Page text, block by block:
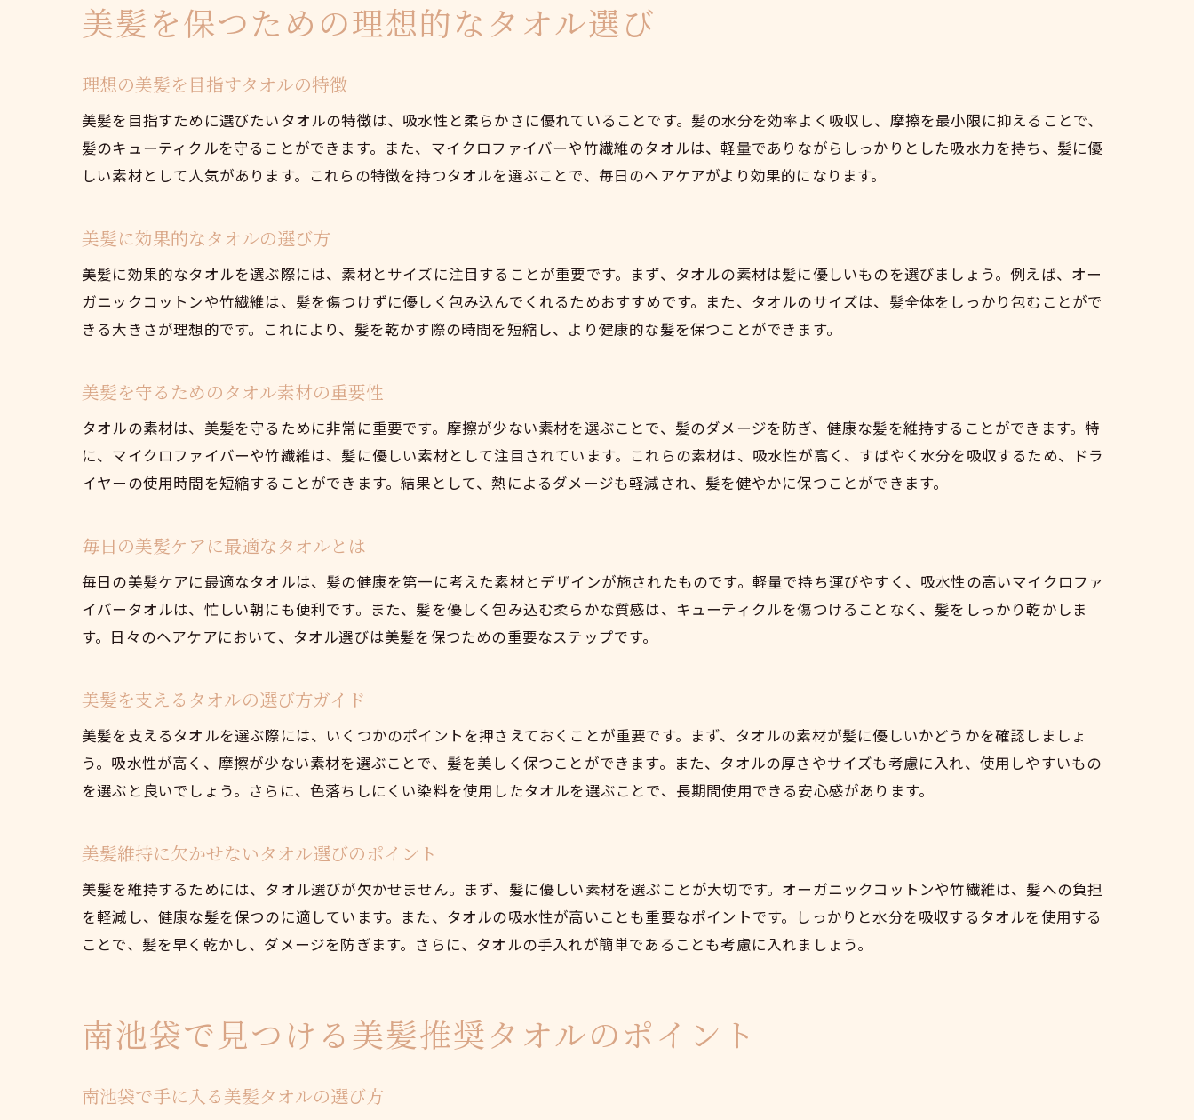
健康な髪に導くタオル選びの秘訣
毎日美髪を目指すためのタオル選び
美髪を促進するタオル選びのテクニック
南池袋で手に入る美髪に優しいタオル
美髪に最適な南池袋のタオルを探す
健康な髪を保つための南池袋タオル
南池袋で美髪を守るタオルを見つける
美髪を保つための理想的なタオル選び
美髪を実現するためのタオル選びの方法
美髪を守るためのタオル素材選びの重要性
美髪維持に欠かせないタオル選びのコツ
理想の美髪を目指すタオル選びのコツ
美髪を実現するタオル選びの秘訣
美髪を手に入れるためのタオル選び
健康的な髪を保つためのタオル選び
美髪のためのタオル選びのポイント
美髪を守るタオル選びの南池袋ガイド
南池袋で美髪に優しいタオルを選ぶ
理想の美髪を実現する南池袋のタオル
美髪を支える南池袋のタオルの選び方
髪に優しいタオルで美髪を手に入れる方法
美髪を保つための理想的なタオル選び
理想の美髪を目指すタオルの特徴
美髪を目指すために選びたいタオルの特徴は、吸水性と柔らかさに優れていることです。髪の水分を効率よく吸収し、摩擦を最小限に抑えることで、
髪のキューティクルを守ることができます。また、マイクロファイバーや竹繊維のタオルは、軽量でありながらしっかりとした吸水力を持ち、髪に優
しい素材として人気があります。これらの特徴を持つタオルを選ぶことで、毎日のヘアケアがより効果的になります。
美髪に効果的なタオルの選び方
美髪に効果的なタオルを選ぶ際には、素材とサイズに注目することが重要です。まず、タオルの素材は髪に優しいものを選びましょう。例えば、オー
ガニックコットンや竹繊維は、髪を傷つけずに優しく包み込んでくれるためおすすめです。また、タオルのサイズは、髪全体をしっかり包むことがで
きる大きさが理想的です。これにより、髪を乾かす際の時間を短縮し、より健康的な髪を保つことができます。
美髪を守るためのタオル素材の重要性
タオルの素材は、美髪を守るために非常に重要です。摩擦が少ない素材を選ぶことで、髪のダメージを防ぎ、健康な髪を維持することができます。特
に、マイクロファイバーや竹繊維は、髪に優しい素材として注目されています。これらの素材は、吸水性が高く、すばやく水分を吸収するため、ドラ
イヤーの使用時間を短縮することができます。結果として、熱によるダメージも軽減され、髪を健やかに保つことができます。
毎日の美髪ケアに最適なタオルとは
毎日の美髪ケアに最適なタオルは、髪の健康を第一に考えた素材とデザインが施されたものです。軽量で持ち運びやすく、吸水性の高いマイクロファ
イバータオルは、忙しい朝にも便利です。また、髪を優しく包み込む柔らかな質感は、キューティクルを傷つけることなく、髪をしっかり乾かしま
す。日々のヘアケアにおいて、タオル選びは美髪を保つための重要なステップです。
美髪を支えるタオルの選び方ガイド
美髪を支えるタオルを選ぶ際には、いくつかのポイントを押さえておくことが重要です。まず、タオルの素材が髪に優しいかどうかを確認しましょ
う。吸水性が高く、摩擦が少ない素材を選ぶことで、髪を美しく保つことができます。また、タオルの厚さやサイズも考慮に入れ、使用しやすいもの
を選ぶと良いでしょう。さらに、色落ちしにくい染料を使用したタオルを選ぶことで、長期間使用できる安心感があります。
美髪維持に欠かせないタオル選びのポイント
美髪を維持するためには、タオル選びが欠かせません。まず、髪に優しい素材を選ぶことが大切です。オーガニックコットンや竹繊維は、髪への負担
を軽減し、健康な髪を保つのに適しています。また、タオルの吸水性が高いことも重要なポイントです。しっかりと水分を吸収するタオルを使用する
ことで、髪を早く乾かし、ダメージを防ぎます。さらに、タオルの手入れが簡単であることも考慮に入れましょう。
南池袋で見つける美髪推奨タオルのポイント
南池袋で手に入る美髪タオルの選び方